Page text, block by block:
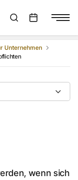
Gera
Suchleiste anzeigen
Unternehmen
wenn sich